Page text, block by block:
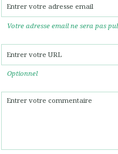
Votre adresse email ne sera pas
Optionnel